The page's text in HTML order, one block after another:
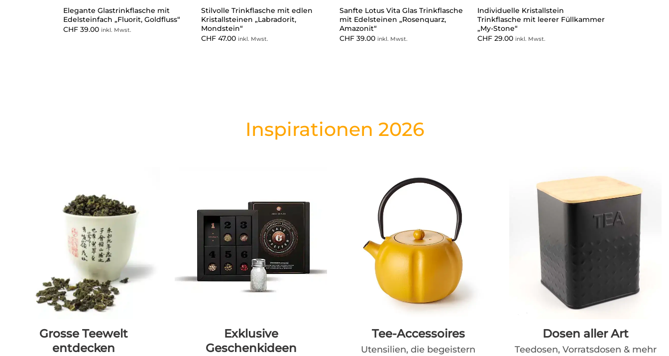
Elegante Glastrinkflasche mit
Edelsteinfach „Fluorit, Goldfluss“
CHF39.00 inkl. Mwst.
Stilvolle Trinkflasche mit edlen
Kristallsteinen „Labradorit,
Mondstein“
CHF 47.00 inkl. Mwst.
Sanfte Lotus Vita Glas Trinkflasche
mit Edelsteinen „Rosenquarz,
Amazonit“
CHF39.00 inkl. Mwst.
Individuelle Kristallstein
Trinkflasche mit leerer Füllkammer
„My-Stone“
CHF 29.00 inkl. Mwst.
Inspirationen 2026
Grosse Teewelt
entdecken
Exklusive
Geschenkideen
Tee-Accessoires
Utensilien, die begeistern
Dosen aller Art
Teedosen, Vorratsdosen & mehr